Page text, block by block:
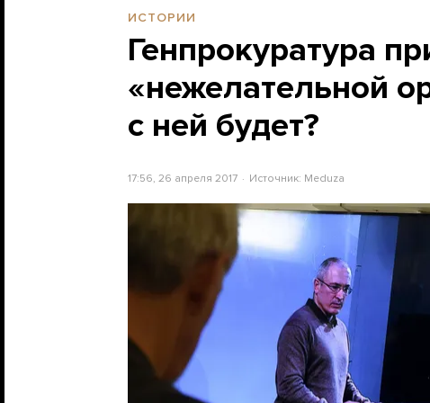
ИСТОРИИ
Генпрокуратура
«нежелательной
с ней будет?
17:56, 26 апреля 2017 Источник: Meduza